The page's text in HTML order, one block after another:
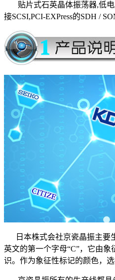
贴片式石英晶体振荡器,低电
接SCSI,PCI-EXPress的SDH /
日本株式会社京瓷晶振主要
英文的第一个字母“C”，它由
识。作为象征性标记的颜色，